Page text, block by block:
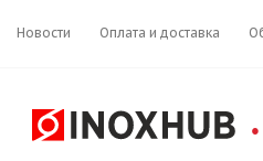
Новости Оплата и доставка